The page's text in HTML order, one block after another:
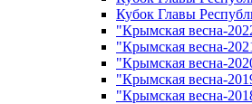
Кубок Главы
"Крымская весна-
"Крымская весна-
"Крымская весна-
"Крымская весна-
"Крымская весна-